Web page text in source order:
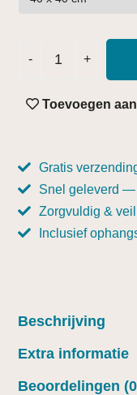
Toevoegen
Gratis
Snel geleverd —
Zorgvuldig &
Inclusief
Beschrijving
Extra informatie
Beoordelingen